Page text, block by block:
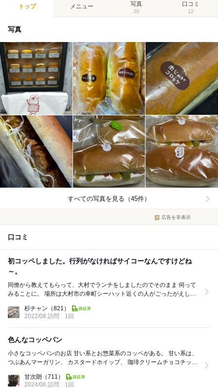
トップ メニュー 写真
39
口コミ
12
写真
すべての写真を見る（45件）
広告を非表示
口コミ
初コッペしました。行列がなければサイコーなんですけどね
～。
同僚から教えてもらって、大村でランチをしましたのでそのまま 伺って
みることに。 場所は大村市の幸町シーハット近くの人がごったがえして
杉チャン （821）
2022/08 訪問
1回
色んなコッペパン
小さなコッペパンのお店 甘い系とお惣菜系のコッペがある。 甘い系は、
つぶあんマーガリン、 カスタードホイップ、 珈琲クリームチョコチッ
甘次朗 （711）
2024/06 訪問
1回